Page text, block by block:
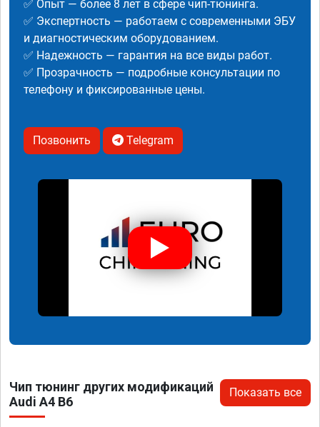
✅ Опыт — более 8 лет в сфере чип-тюнинга.
✅ Экспертность — работаем с современными ЭБУ
и диагностическим оборудованием.
✅ Надежность — гарантия на все виды работ.
✅ Прозрачность — подробные консультации по
телефону и фиксированные цены.
Позвонить Telegram
Чип тюнинг других модификаций
Audi A4 B6
Показать все